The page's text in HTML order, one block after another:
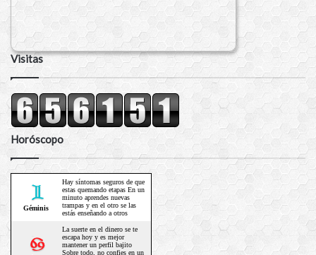
Visitas
Horóscopo